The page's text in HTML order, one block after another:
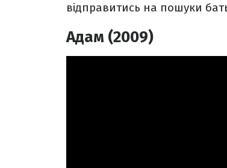
відправитись на пошуки
Адам (2009)